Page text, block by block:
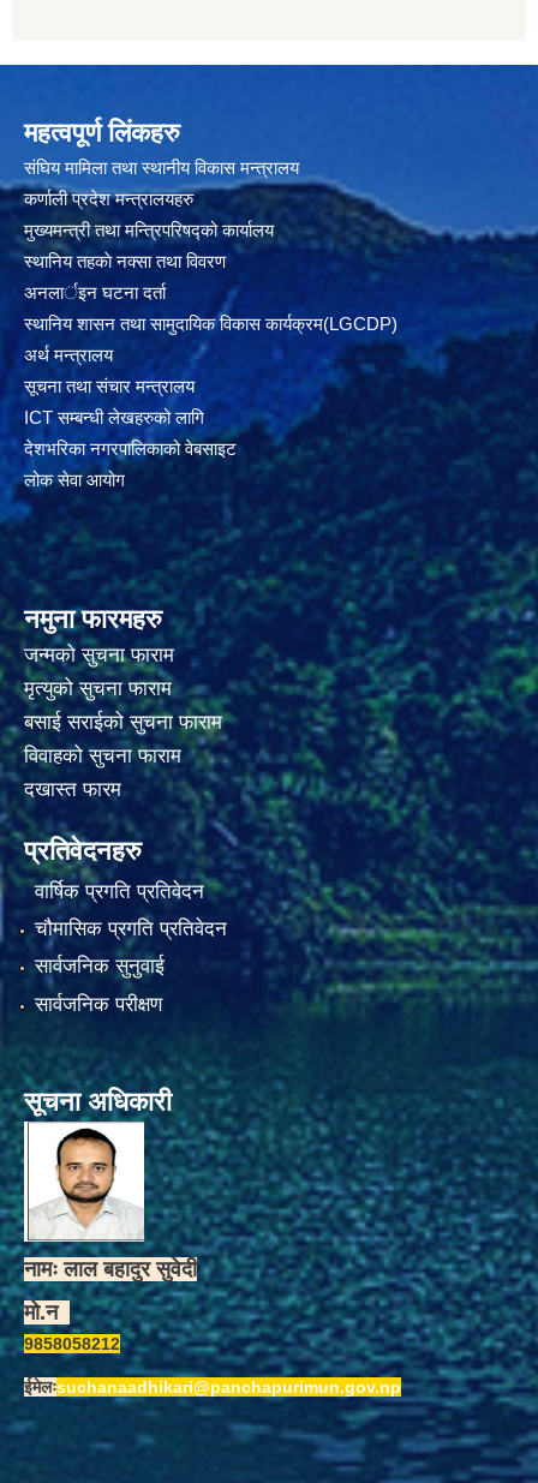
महत्वपूर्ण लिंकहरु
संघिय मामिला तथा स्थानीय विकास मन्त्रालय
कर्णाली प्रदेश मन्त्रालयहरु
मुख्यमन्त्री तथा मन्त्रिपरिषद्को कार्यालय
स्थानिय तहकाे नक्सा तथा विवरण
अनलार्इन घटना दर्ता
स्थानिय शासन तथा सामुदायिक विकास कार्यक्रम(LGCDP)
अर्थ मन्त्रालय
सूचना तथा संचार मन्त्रालय
ICT सम्बन्धी लेखहरुको लागि
देशभरिका नगरपालिकाको वेबसाइट
लोक सेवा आयोग
नमुना फारमहरु
जन्मको सुचना फाराम
मृत्युको सुचना फाराम
बसाई सराईको सुचना फाराम
विवाहको सुचना फाराम
दखास्त फारम
प्रतिवेदनहरु
वार्षिक प्रगति प्रतिवेदन
चौमासिक प्रगति प्रतिवेदन
सार्वजनिक सुनुवाई
सार्वजनिक परीक्षण
सूचना अधिकारी
नामः लाल बहादुर सुवेदी
मो.न
9858058212
ईमेलःsuchanaadhikari@panchapurimun.gov.np